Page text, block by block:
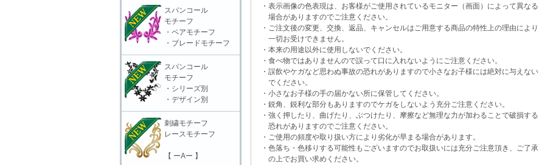
・表示画像の色表現は、お客様がご使用されているモニター（画面）によって異なる
場合がありますのでご注意ください。
・ご注文後の変更、交換、返品、キャンセルはご用意する商品の特性上の理由により
一切お受けできません。
・本来の用途以外に使用しないでください。
・食べ物ではありませんので誤って口に入れないようにご注意ください。
・誤飲やケガなど思わぬ事故の恐れがありますので小さなお子様には絶対に与えない
でください。
・小さなお子様の手の届かない所に保管してください。
・鋭角、鋭利な部分もありますのでケガをしないよう充分ご注意ください。
・強く押したり、曲げたり、ぶつけたり、摩擦など無理な力が加わることで破損する
恐れがありますのでご注意ください。
・ご使用の頻度や取り扱い方により劣化が早まる場合があります。
・色落ち・色移りする可能性もございますのでお取扱いには充分ご注意頂き、ご了承
の上でお買い求めください。
スパンコール
モチーフ
・ペアモチーフ
・ブレードモチーフ
スパンコール
モチーフ
・シリーズ別
・デザイン別
刺繍モチーフ
レースモチーフ
【 ーAー 】